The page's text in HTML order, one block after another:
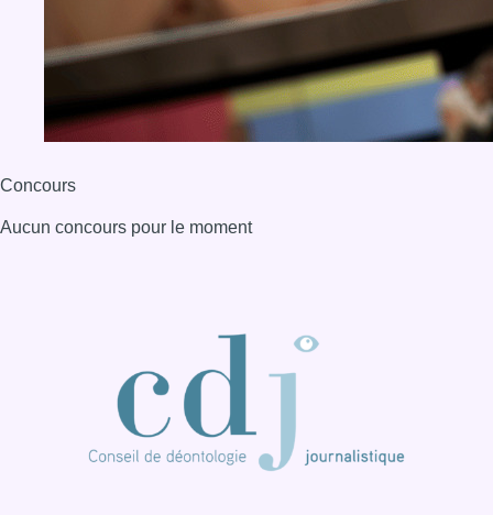
Concours
Aucun concours pour le moment